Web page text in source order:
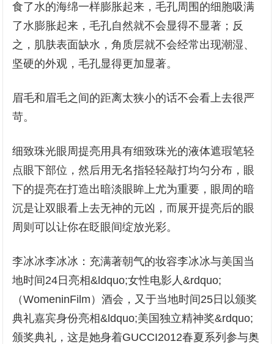
食了水的海绵一样膨胀起来，毛孔周围的细胞吸满
了水膨胀起来，毛孔自然就不会显得不显著；反
之，肌肤表面缺水，角质层就不会经常出现潮湿、
坚硬的外观，毛孔显得更加显著。
眉毛和眉毛之间的距离太狭小的话不会看上去很严
苛。
细致珠光眼周提亮用具有细致珠光的液体遮瑕笔轻
点眼下部位，然后用无名指轻轻敲打均匀分布，眼
下的提亮在打造出暗淡眼眸上尤为重要，眼周的暗
沉是让双眼看上去无神的元凶，而展开提亮后的眼
周则可以让你在眨眼间绽放光彩。
李冰冰李冰冰：充满著朝气的妆容李冰冰与美国当
地时间24日亮相&ldquo;女性电影人&rdquo;
（WomeninFilm）酒会，又于当地时间25日以颁奖
典礼嘉宾身份亮相&ldquo;美国独立精神奖&rdquo;
颁奖典礼，这是她身着GUCCI2012春夏系列参与奥